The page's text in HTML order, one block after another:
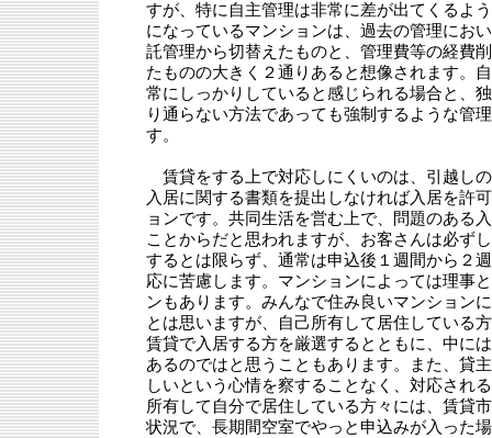
すが、特に自主管理は非常に差が出てくるよ
になっているマンションは、過去の管理にお
託管理から切替えたものと、管理費等の経費
たものの大きく２通りあると想像されます。
常にしっかりしていると感じられる場合と、
り通らない方法であっても強制するような管
す。
賃貸をする上で対応しにくいのは、引越し
入居に関する書類を提出しなければ入居を許
ョンです。共同生活を営む上で、問題のある
ことからだと思われますが、お客さんは必ず
するとは限らず、通常は申込後１週間から２
応に苦慮します。マンションによっては理事
ンもあります。みんなで住み良いマンション
とは思いますが、自己所有して居住している
賃貸で入居する方を厳選するとともに、中に
あるのではと思うこともあります。また、貸
しいという心情を察することなく、対応され
所有して自分で居住している方々には、賃貸
状況で、長期間空室でやっと申込みが入った